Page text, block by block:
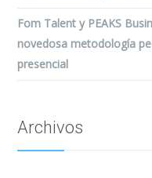
Fom Talent y PEAKS
novedosa metodología
presencial
Archivos